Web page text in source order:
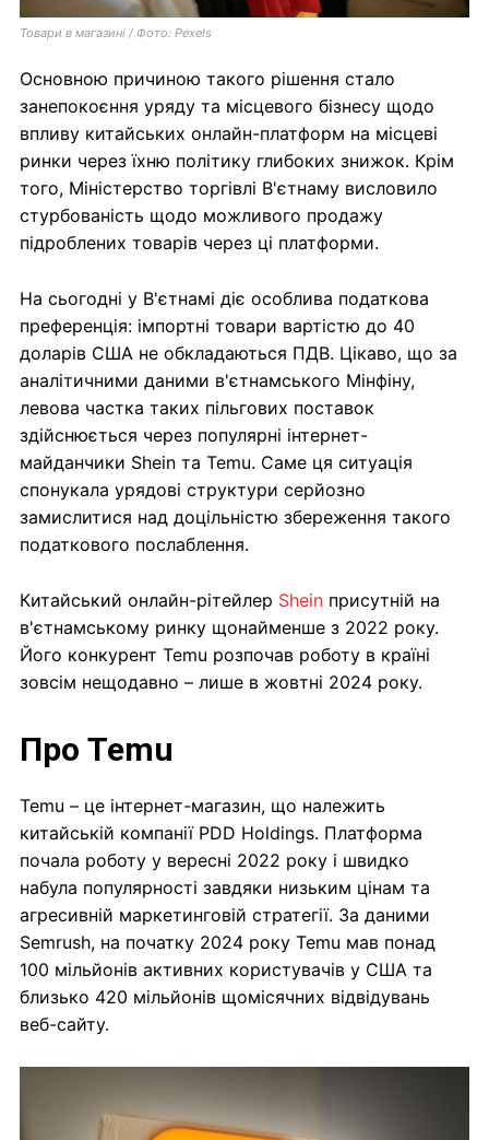
Товари в магазині / Фото: Pexels
Основною причиною такого рішення стало
занепокоєння уряду та місцевого бізнесу щодо
впливу китайських онлайн-платформ на місцеві
ринки через їхню політику глибоких знижок. Крім
того, Міністерство торгівлі В'єтнаму висловило
стурбованість щодо можливого продажу
підроблених товарів через ці платформи.
На сьогодні у В'єтнамі діє особлива податкова
преференція: імпортні товари вартістю до 40
доларів США не обкладаються ПДВ. Цікаво, що за
аналітичними даними в'єтнамського Мінфіну,
левова частка таких пільгових поставок
здійснюється через популярні інтернет-
майданчики Shein та Temu. Саме ця ситуація
спонукала урядові структури серйозно
замислитися над доцільністю збереження такого
податкового послаблення.
Китайський онлайн-рітейлер Shein присутній на
в'єтнамському ринку щонайменше з 2022 року.
Його конкурент Temu розпочав роботу в країні
зовсім нещодавно – лише в жовтні 2024 року.
Про Temu
Temu – це інтернет-магазин, що належить
китайській компанії PDD Holdings. Платформа
почала роботу у вересні 2022 року і швидко
набула популярності завдяки низьким цінам та
агресивній маркетинговій стратегії. За даними
Semrush, на початку 2024 року Temu мав понад
100 мільйонів активних користувачів у США та
близько 420 мільйонів щомісячних відвідувань
веб-сайту.